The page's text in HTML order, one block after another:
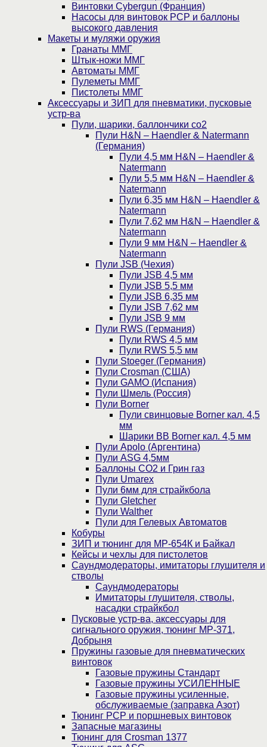
Винтовки Cybergun (Франция)
Насосы для винтовок PCP и баллоны
высокого давления
Макеты и муляжи оружия
Гранаты ММГ
Штык-ножи ММГ
Автоматы ММГ
Пулеметы ММГ
Пистолеты ММГ
Аксессуары и ЗИП для пневматики, пусковые
устр-ва
Пули, шарики, баллончики со2
Пули H&N – Haendler & Natermann
(Германия)
Пули 4,5 мм H&N – Haendler &
Natermann
Пули 5,5 мм H&N – Haendler &
Natermann
Пули 6,35 мм H&N – Haendler &
Natermann
Пули 7,62 мм H&N – Haendler &
Natermann
Пули 9 мм H&N – Haendler &
Natermann
Пули JSB (Чехия)
Пули JSB 4,5 мм
Пули JSB 5,5 мм
Пули JSB 6,35 мм
Пули JSB 7,62 мм
Пули JSB 9 мм
Пули RWS (Германия)
Пули RWS 4,5 мм
Пули RWS 5,5 мм
Пули Stoeger (Германия)
Пули Crosman (США)
Пули GAMO (Испания)
Пули Шмель (Россия)
Пули Borner
Пули свинцовые Borner кал. 4,5
мм
Шарики BB Borner кал. 4,5 мм
Пули Apolo (Аргентина)
Пули ASG 4,5мм
Баллоны CO2 и Грин газ
Пули Umarex
Пули 6мм для страйкбола
Пули Gletcher
Пули Walther
Пули для Гелевых Автоматов
Кобуры
ЗИП и тюнинг для МР-654К и Байкал
Кейсы и чехлы для пистолетов
Саундмодераторы, имитаторы глушителя и
стволы
Саундмодераторы
Имитаторы глушителя, стволы,
насадки страйкбол
Пусковые устр-ва, аксессуары для
сигнального оружия, тюнинг МР-371,
Добрыня
Пружины газовые для пневматических
винтовок
Газовые пружины Стандарт
Газовые пружины УСИЛЕННЫЕ
Газовые пружины усиленные,
обслуживаемые (заправка Азот)
Тюнинг PCP и поршневых винтовок
Запасные магазины
Тюнинг для Crosman 1377